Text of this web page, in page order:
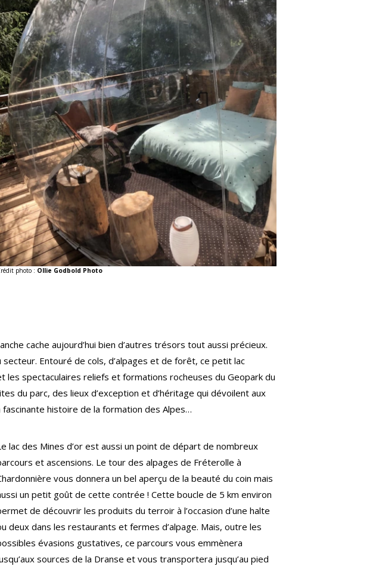
photo : Ollie Godbold Photo
cache aujourd’hui bien d’autres trésors tout aussi précieux.
Entouré de cols, d’alpages et de forêt, ce petit lac
spectaculaires reliefs et formations rocheuses du Geopark du
du parc, des lieux d’exception et d’héritage qui dévoilent aux
fascinante histoire de la formation des Alpes…
lac des Mines d’or est aussi un point de départ de nombreux
et ascensions. Le tour des alpages de Fréterolle à
vous donnera un bel aperçu de la beauté du coin mais
un petit goût de cette contrée ! Cette boucle de 5 km environ
de découvrir les produits du terroir à l’occasion d’une halte
deux dans les restaurants et fermes d’alpage. Mais, outre les
évasions gustatives, ce parcours vous emmènera
sources de la Dranse et vous transportera jusqu’au pied